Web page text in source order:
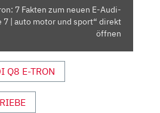
7 Fakten zum neuen E-Audi-
7 | auto motor und sport“ direkt
öffnen
Q8 E-TRON